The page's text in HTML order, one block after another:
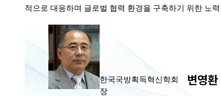
한국국방획득혁신학회
장
변영환
적으로 대응하며 글로벌 협력 환경을 구축하기 위한 노